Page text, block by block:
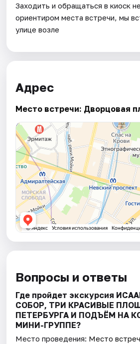
Заходить и обращаться в киоск
ориентиром места встречи, мы
улице возле
Адрес
Место встречи: Дворцовая
Вопросы и ответы
Где пройдет экскурсия
СОБОР, ТРИ КРАСИВЫЕ
ПЕТЕРБУРГА И ПОДЪЁМ НА
МИНИ-ГРУППЕ?
Место проведения: Место